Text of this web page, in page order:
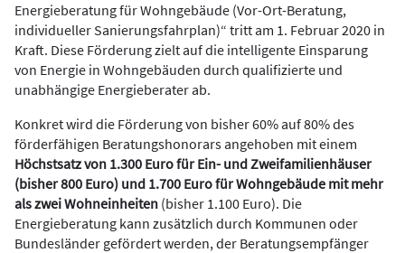
Energieberatung für Wohngebäude (Vor-Ort-Beratung,
individueller Sanierungsfahrplan)“ tritt am 1. Februar 2020 in
Kraft. Diese Förderung zielt auf die intelligente Einsparung
von Energie in Wohngebäuden durch qualifizierte und
unabhängige Energieberater ab.
Konkret wird die Förderung von bisher 60% auf 80% des
förderfähigen Beratungshonorars angehoben mit einem
Höchstsatz von 1.300 Euro für Ein- und Zweifamilienhäuser
(bisher 800 Euro) und 1.700 Euro für Wohngebäude mit mehr
als zwei Wohneinheiten (bisher 1.100 Euro). Die
Energieberatung kann zusätzlich durch Kommunen oder
Bundesländer gefördert werden, der Beratungsempfänger